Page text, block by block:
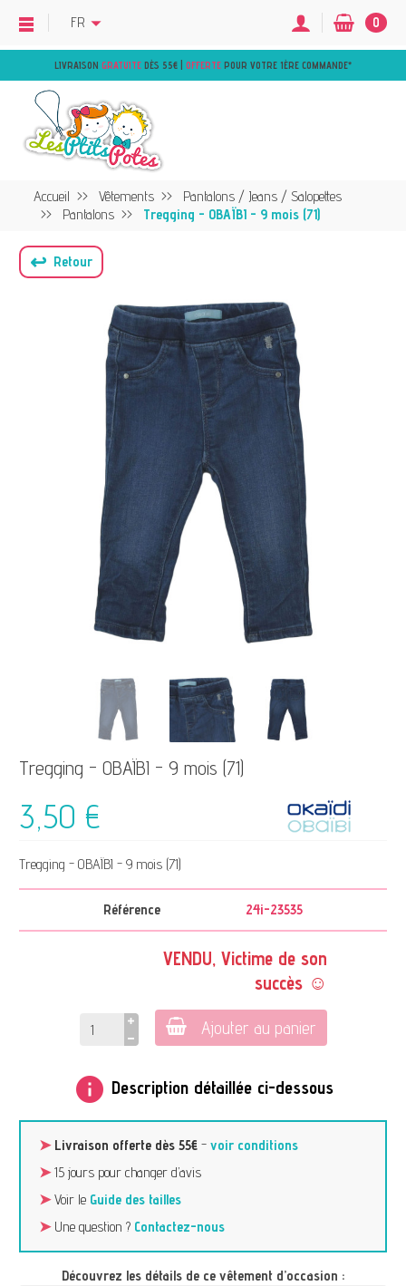
LIVRAISON GRATUITE DÈS 55€ | OFFERTE POUR VOTRE 1ÈRE COMMANDE*
FR 0
Accueil Vêtements
Pantalons / Jeans / Salopettes
Pantalons
Tregging - OBAÏBI - 9 mois (71)
↩ Retour
Tregging - OBAÏBI - 9 mois (71)
3,50 €
Tregging - OBAÏBI - 9 mois (71)
Référence 24i-23535
VENDU, Victime de son
succès ☺
Ajouter au panier
info Description détaillée ci-dessous
➤ Livraison offerte dès 55€ -voir conditions
➤15 jours pour changer d’avis
➤Voir le Guide des tailles
➤Une question ? Contactez-nous
Découvrez les détails de ce vêtement d’occasion :